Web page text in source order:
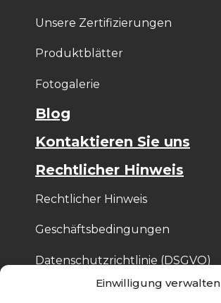
Einwilligung verwalten
Unsere Zertifizierungen
Produktblätter
Fotogalerie
Blog
Kontaktieren Sie uns
Rechtlicher Hinweis
Rechtlicher Hinweis
Geschäftsbedingungen
Datenschutzrichtlinie (DSGVO)
Cookie-Richtlinie